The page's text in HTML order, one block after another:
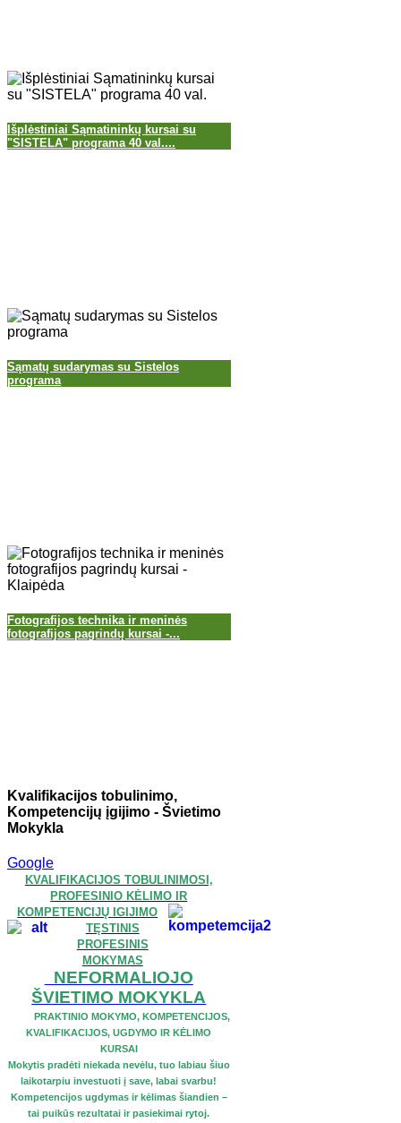
Išplėstiniai Sąmatininkų kursai su
"SISTELA" programa 40 val....
Sąmatų sudarymas su Sistelos
programa
Fotografijos technika ir meninės
fotografijos pagrindų kursai -...
Kvalifikacijos tobulinimo,
Kompetencijų įgijimo - Švietimo
Mokykla
Google
KVALIFIKACIJOS TOBULINIMOSI,
PROFESINIO KĖLIMO IR
KOMPETENCIJŲ IGIJIMO
TĘSTINIS
PROFESINIS
MOKYMAS
NEFORMALIOJO
ŠVIETIMO MOKYKLA
PRAKTINIO MOKYMO, KOMPETENCIJOS,
KVALIFIKACIJOS, UGDYMO IR KĖLIMO
KURSAI
Mokytis pradėti niekada nevėlu, tuo labiau šiuo
laikotarpiu investuoti į save, labai svarbu!
Kompetencijos ugdymas ir kėlimas šiandien –
tai puikūs rezultatai ir pasiekimai rytoj.